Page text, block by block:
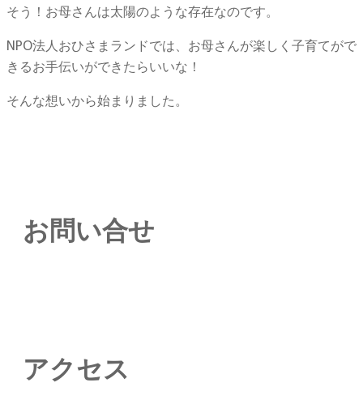
そう！お母さんは太陽のような存在なのです。
NPO法人おひさまランドでは、お母さんが楽しく子育てがで
きるお手伝いができたらいいな！
そんな想いから始まりました。
お問い合せ
アクセス